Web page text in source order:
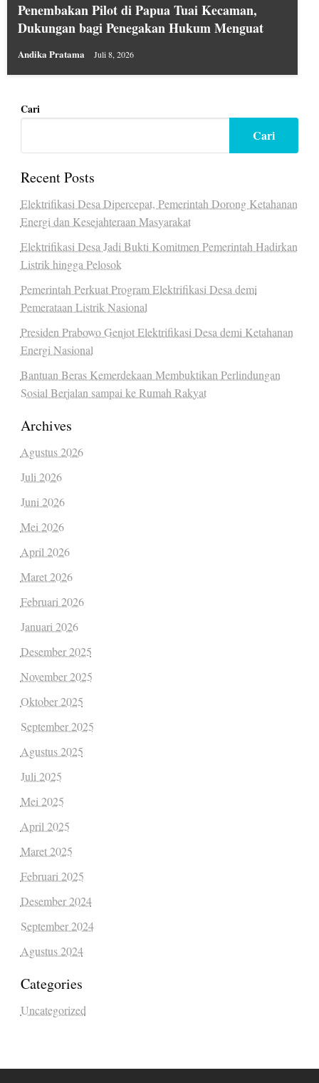
Penembakan Pilot di Papua Tuai Kecaman,
Dukungan bagi Penegakan Hukum Menguat
Andika Pratama Juli 8, 2026
Cari
Cari
Recent Posts
Elektrifikasi Desa Dipercepat, Pemerintah Dorong Ketahanan
Energi dan Kesejahteraan Masyarakat
Elektrifikasi Desa Jadi Bukti Komitmen Pemerintah Hadirkan
Listrik hingga Pelosok
Pemerintah Perkuat Program Elektrifikasi Desa demi
Pemerataan Listrik Nasional
Presiden Prabowo Genjot Elektrifikasi Desa demi Ketahanan
Energi Nasional
Bantuan Beras Kemerdekaan Membuktikan Perlindungan
Sosial Berjalan sampai ke Rumah Rakyat
Archives
Agustus 2026
Juli 2026
Juni 2026
Mei 2026
April 2026
Maret 2026
Februari 2026
Januari 2026
Desember 2025
November 2025
Oktober 2025
September 2025
Agustus 2025
Juli 2025
Mei 2025
April 2025
Maret 2025
Februari 2025
Desember 2024
September 2024
Agustus 2024
Categories
Uncategorized